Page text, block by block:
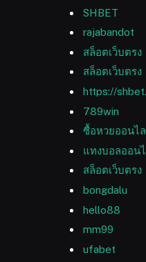
SHBET
rajabandot
สล็อตเว็บตรง
สล็อตเว็บตรง
https://
789win
ซื้อหวยออนไ
แทงบอลออน
สล็อตเว็บตรง
bongdalu
hello88
mm99
ufabet